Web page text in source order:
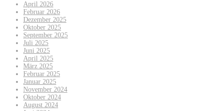
April 2026
Februar 2026
Dezember 2025
Oktober 2025
September 2025
Juli 2025
Juni 2025
April 2025
März 2025
Februar 2025
Januar 2025
November 2024
Oktober 2024
August 2024